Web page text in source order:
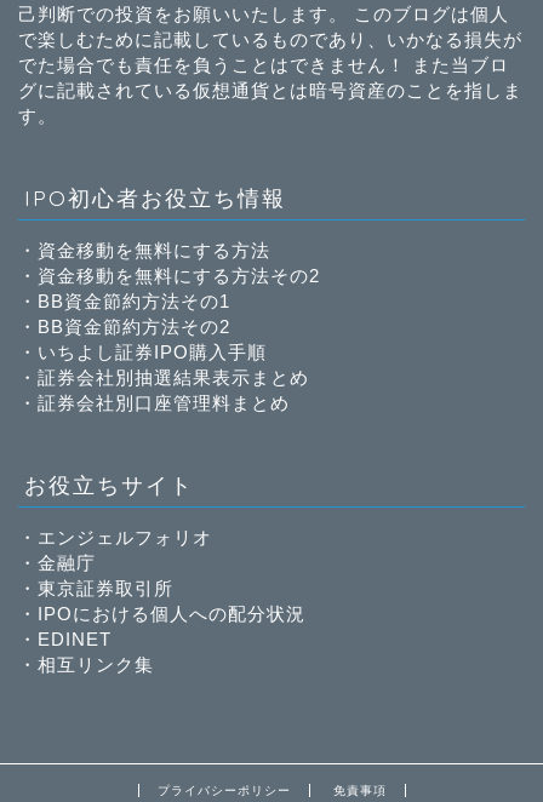
己判断での投資をお願いいたします。 このブログは個人
で楽しむために記載しているものであり、いかなる損失が
でた場合でも責任を負うことはできません！ また当ブロ
グに記載されている仮想通貨とは暗号資産のことを指しま
す。
IPO初心者お役立ち情報
・ 資金移動を無料にする方法
・ 資金移動を無料にする方法その2
・ BB資金節約方法その1
・ BB資金節約方法その2
・ いちよし証券IPO購入手順
・ 証券会社別抽選結果表示まとめ
・ 証券会社別口座管理料まとめ
お役立ちサイト
・ エンジェルフォリオ
・ 金融庁
・ 東京証券取引所
・ IPOにおける個人への配分状況
・ EDINET
・ 相互リンク集
プライバシーポリシー 免責事項